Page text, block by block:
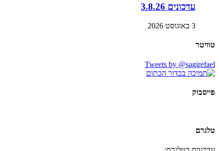
עדכונים 3.8.26
3 באוגוסט 2026
טוויטר
Tweets by @sagirefael
פייסבוק
טלגרם